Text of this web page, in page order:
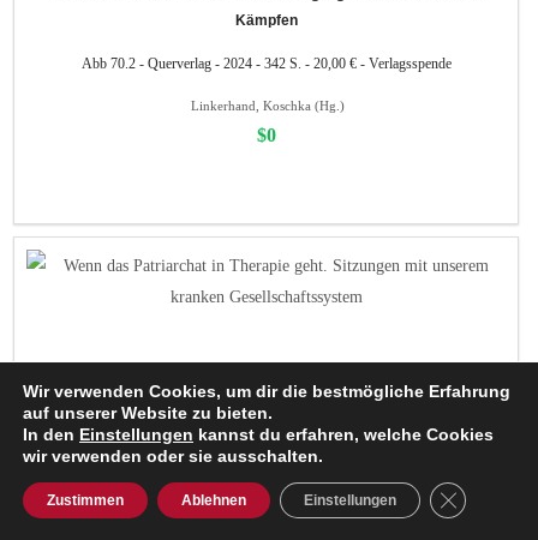
Kämpfen
Abb 70.2 - Querverlag - 2024 - 342 S. - 20,00 € - Verlagsspende
Linkerhand, Koschka (Hg.)
$0
Wir verwenden Cookies, um dir die bestmögliche Erfahrung
auf unserer Website zu bieten.
In den Einstellungen kannst du erfahren, welche Cookies
wir verwenden oder sie ausschalten.
Zustimmen Ablehnen Einstellungen GDPR